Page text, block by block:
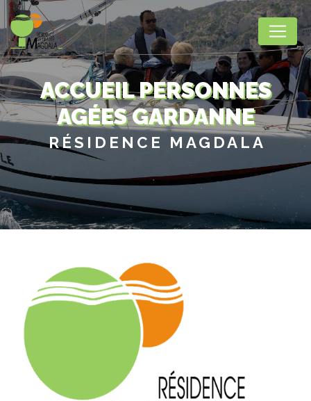
ACCUEIL PERSONNES
AGÉES GARDANNE
RÉSIDENCE MAGDALA
Panneau de gestion des cookies